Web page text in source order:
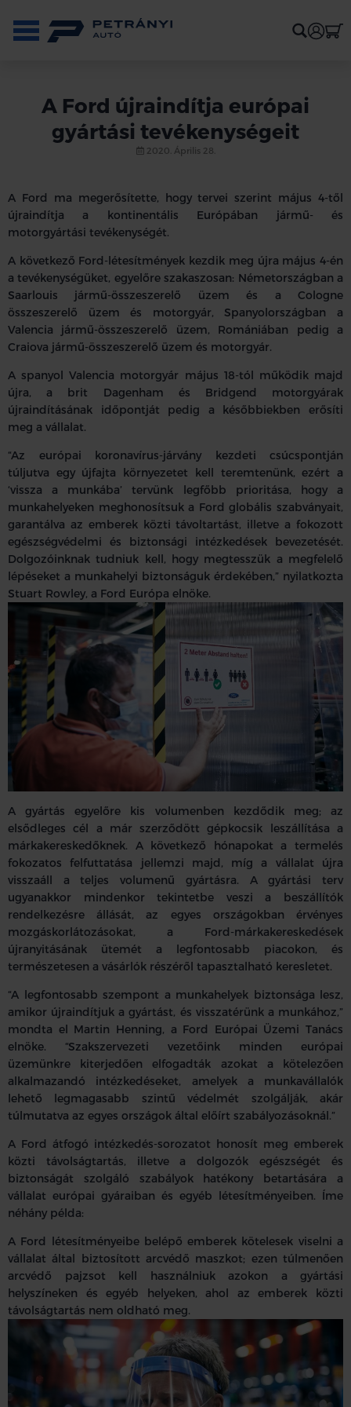
A Ford újraindítja európai
gyártási tevékenységeit
2020. Április 28.
A Ford ma megerősítette, hogy tervei szerint május 4-től
újraindítja a kontinentális Európában jármű- és
motorgyártási tevékenységét.
A következő Ford-létesítmények kezdik meg újra május 4-én
a tevékenységüket, egyelőre szakaszosan: Németországban a
Saarlouis jármű-összeszerelő üzem és a Cologne
összeszerelő üzem és motorgyár, Spanyolországban a
Valencia jármű-összeszerelő üzem, Romániában pedig a
Craiova jármű-összeszerelő üzem és motorgyár.
A spanyol Valencia motorgyár május 18-tól működik majd
újra, a brit Dagenham és Bridgend motorgyárak
újraindításának időpontját pedig a későbbiekben erősíti
meg a vállalat.
“Az európai koronavírus-járvány kezdeti csúcspontján
túljutva egy újfajta környezetet kell teremtenünk, ezért a
‘vissza a munkába’ tervünk legfőbb prioritása, hogy a
munkahelyeken meghonosítsuk a Ford globális szabványait,
garantálva az emberek közti távoltartást, illetve a fokozott
egészségvédelmi és biztonsági intézkedések bevezetését.
Dolgozóinknak tudniuk kell, hogy megtesszük a megfelelő
lépéseket a munkahelyi biztonságuk érdekében,” nyilatkozta
Stuart Rowley, a Ford Európa elnöke.
A gyártás egyelőre kis volumenben kezdődik meg; az
elsődleges cél a már szerződött gépkocsik leszállítása a
márkakereskedőknek. A következő hónapokat a termelés
fokozatos felfuttatása jellemzi majd, míg a vállalat újra
visszaáll a teljes volumenű gyártásra. A gyártási terv
ugyanakkor mindenkor tekintetbe veszi a beszállítók
rendelkezésre állását, az egyes országokban érvényes
mozgáskorlátozásokat, a Ford-márkakereskedések
újranyitásának ütemét a legfontosabb piacokon, és
természetesen a vásárlók részéről tapasztalható keresletet.
“A legfontosabb szempont a munkahelyek biztonsága lesz,
amikor újraindítjuk a gyártást, és visszatérünk a munkához,”
mondta el Martin Henning, a Ford Európai Üzemi Tanács
elnöke. “Szakszervezeti vezetőink minden európai
üzemünkre kiterjedően elfogadták azokat a kötelezően
alkalmazandó intézkedéseket, amelyek a munkavállalók
lehető legmagasabb szintű védelmét szolgálják, akár
túlmutatva az egyes országok által előírt szabályozásoknál.”
A Ford átfogó intézkedés-sorozatot honosít meg emberek
közti távolságtartás, illetve a dolgozók egészségét és
biztonságát szolgáló szabályok hatékony betartására a
vállalat európai gyáraiban és egyéb létesítményeiben. Íme
néhány példa:
A Ford létesítményeibe belépő emberek kötelesek viselni a
vállalat által biztosított arcvédő maszkot; ezen túlmenően
arcvédő pajzsot kell használniuk azokon a gyártási
helyszíneken és egyéb helyeken, ahol az emberek közti
távolságtartás nem oldható meg.